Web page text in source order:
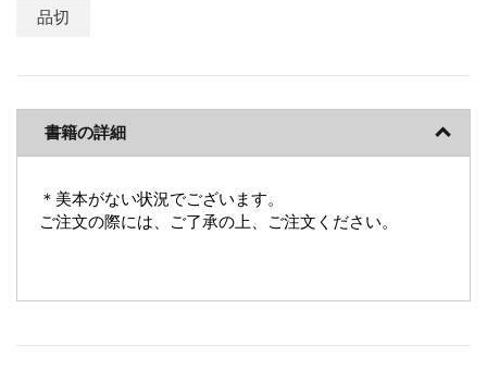
品切
書籍の詳細
＊美本がない状況でございます。
ご注文の際には、ご了承の上、ご注文ください。